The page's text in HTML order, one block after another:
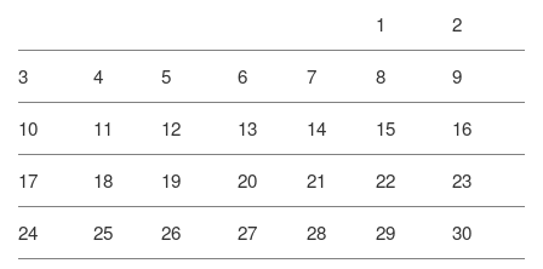
1 2
3 4 5 6 7 8 9
10 11 12 13 14 15 16
17 18 19 20 21 22 23
24 25 26 27 28 29 30